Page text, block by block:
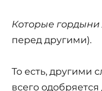
Которые
перед другими).
То есть, другими
всего